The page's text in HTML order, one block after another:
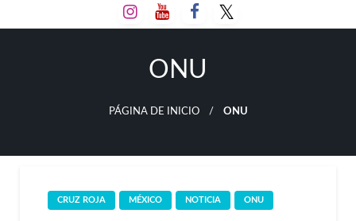
al
ONU
PÁGINA DE INICIO ONU
CRUZ ROJA MÉXICO NOTICIA ONU